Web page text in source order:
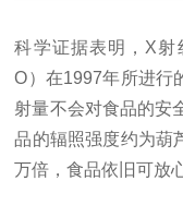
科学证据表明，X射
O）在1997年所进行
射量不会对食品的安
品的辐照强度约为葫
万倍，食品依旧可放